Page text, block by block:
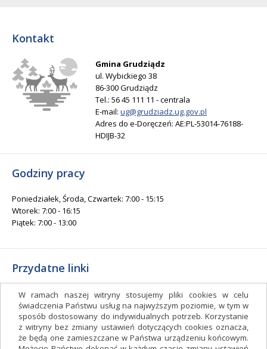
W ramach naszej witryny stosujemy pliki cookies w celu
świadczenia Państwu usług na najwyższym poziomie, w tym w
sposób dostosowany do indywidualnych potrzeb. Korzystanie
z witryny bez zmiany ustawień dotyczących cookies oznacza,
że będą one zamieszczane w Państwa urządzeniu końcowym.
Kontakt
Gmina Grudziądz
ul. Wybickiego 38
86-300 Grudziądz
Tel.: 56 45 111 11 - centrala
E-mail: ug@grudziadz.ug.gov.pl
Adres do e-Doręczeń: AE:PL-53014-76188-
HDIJB-32
Godziny pracy
Poniedziałek, Środa, Czwartek: 7:00 - 15:15
Wtorek: 7:00 - 16:15
Piątek: 7:00 - 13:00
Przydatne linki
Gminny Ośrodek Kultury i Sportu
Gminna Biblioteka Publiczna
facebook.com/gminagrudziadz
Deklaracja dostępności